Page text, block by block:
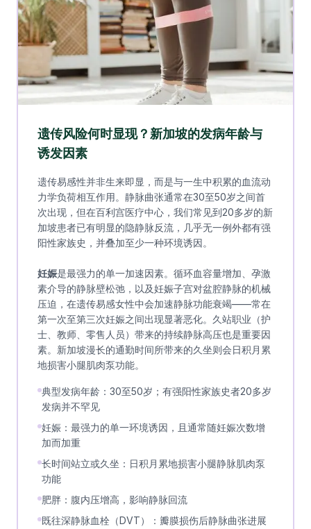
遗传风险何时显现？新加坡的发病年龄与
诱发因素
遗传易感性并非生来即显，而是与一生中积累的血流动
力学负荷相互作用。静脉曲张通常在30至50岁之间首
次出现，但在百利宫医疗中心，我们常见到20多岁的新
加坡患者已有明显的隐静脉反流，几乎无一例外都有强
阳性家族史，并叠加至少一种环境诱因。
妊娠是最强力的单一加速因素。循环血容量增加、孕激
素介导的静脉壁松弛，以及妊娠子宫对盆腔静脉的机械
压迫，在遗传易感女性中会加速静脉功能衰竭——常在
第一次至第三次妊娠之间出现显著恶化。久站职业（护
士、教师、零售人员）带来的持续静脉高压也是重要因
素。新加坡漫长的通勤时间所带来的久坐则会日积月累
地损害小腿肌肉泵功能。
典型发病年龄：30至50岁；有强阳性家族史者20多岁
发病并不罕见
妊娠：最强力的单一环境诱因，且通常随妊娠次数增
加而加重
长时间站立或久坐：日积月累地损害小腿静脉肌肉泵
功能
肥胖：腹内压增高，影响静脉回流
既往深静脉血栓（DVT）：瓣膜损伤后静脉曲张进展